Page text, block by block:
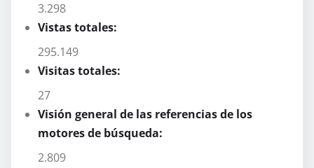
3.298
Vistas totales:
295.149
Visitas totales:
27
Visión general de las referencias de los
motores de búsqueda:
2.809